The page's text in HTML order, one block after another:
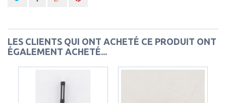
LES CLIENTS QUI ONT ACHETÉ CE PRODUIT ONT
ÉGALEMENT ACHETÉ...